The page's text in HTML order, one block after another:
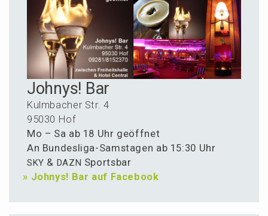
Johnys! Bar
Kulmba­cher Str. 4
95030 Hof
Mo – Sa ab 18 Uhr geöffnet
An Bundes­li­ga-Samsta­gen ab 15:30 Uhr
SKY & DAZN Sportsbar
» Johnys! Bar auf Facebook